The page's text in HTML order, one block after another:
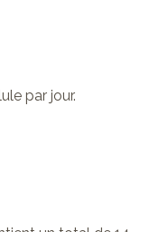
par jour.